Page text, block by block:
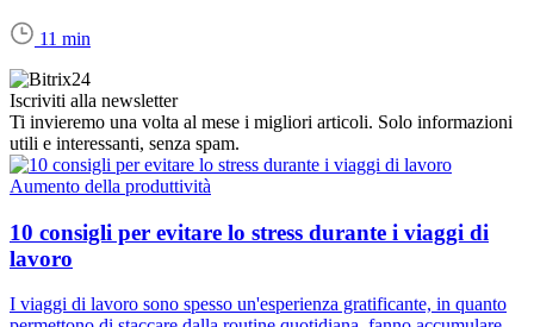
11 min
Iscriviti alla newsletter
Ti invieremo una volta al mese i migliori articoli. Solo informazioni
utili e interessanti, senza spam.
Aumento della produttività
10 consigli per evitare lo stress durante i viaggi di
lavoro
I viaggi di lavoro sono spesso un'esperienza gratificante, in quanto